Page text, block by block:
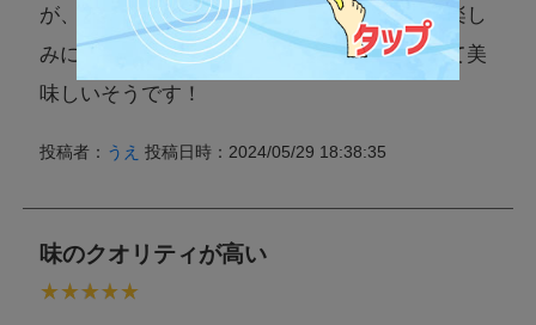
が、グレープフルーツ味がでるってわかって楽し
みにしてました！水多めで作るとさっぱりして美
味しいそうです！
投稿者： うえ 投稿日時：2024/05/29 18:38:35
味のクオリティが高い